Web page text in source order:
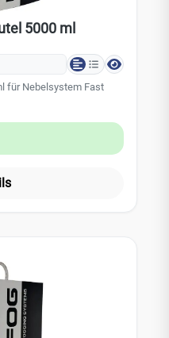
5000 ml
für Nebelsystem Fast